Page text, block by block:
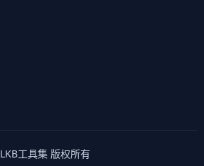
LKB工具集 版权所有